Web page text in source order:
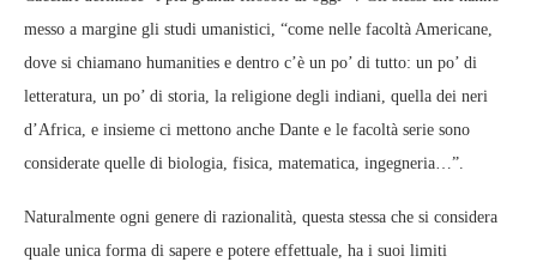
messo a margine gli studi umanistici, “come nelle facoltà Americane,
dove si chiamano humanities e dentro c’è un po’ di tutto: un po’ di
letteratura, un po’ di storia, la religione degli indiani, quella dei neri
d’Africa, e insieme ci mettono anche Dante e le facoltà serie sono
considerate quelle di biologia, fisica, matematica, ingegneria…”.
Naturalmente ogni genere di razionalità, questa stessa che si considera
quale unica forma di sapere e potere effettuale, ha i suoi limiti